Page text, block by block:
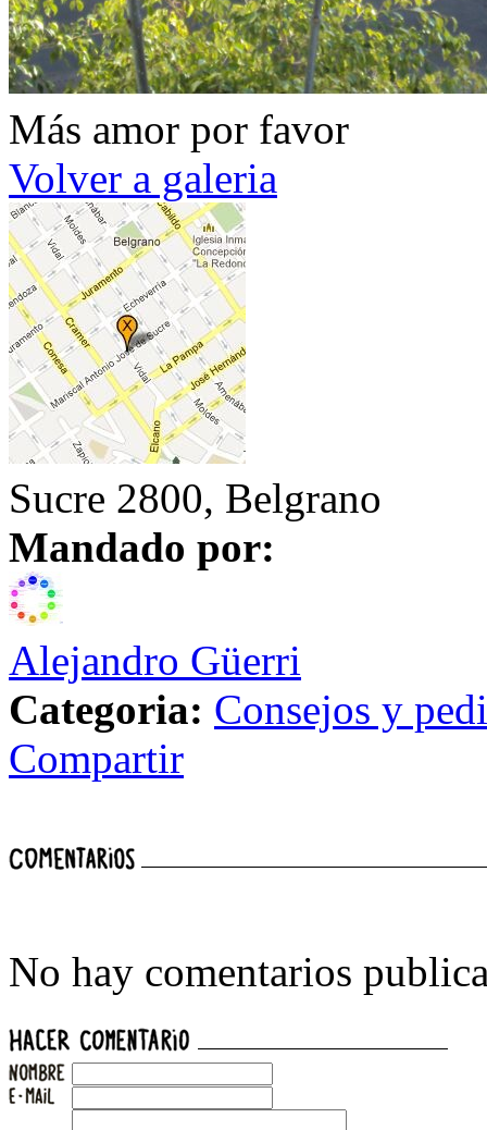
Más amor por favor
Volver a galeria
Sucre 2800, Belgrano
Mandado por:
Alejandro Güerri
Categoria: Consejos y
Compartir
No hay comentarios